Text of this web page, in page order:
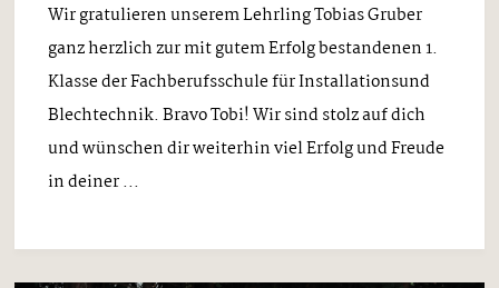
Wir gratulieren unserem Lehrling Tobias Gruber
ganz herzlich zur mit gutem Erfolg bestandenen 1.
Klasse der Fachberufsschule für Installationsund
Blechtechnik. Bravo Tobi! Wir sind stolz auf dich
und wünschen dir weiterhin viel Erfolg und Freude
in deiner ...